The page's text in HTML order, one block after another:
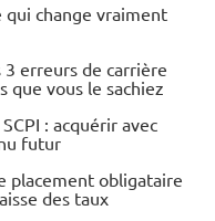
qui change vraiment
erreurs de carrière
que vous le sachiez
: acquérir avec
futur
placement obligataire
des taux